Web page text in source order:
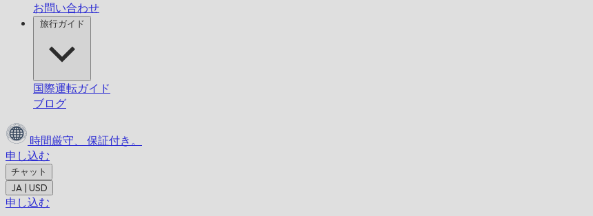
お問い合わせ
旅行ガイド
国際運転ガイド
ブログ
時間厳守、
保証付き。
申し込む
チャット
JA | USD
申し込む